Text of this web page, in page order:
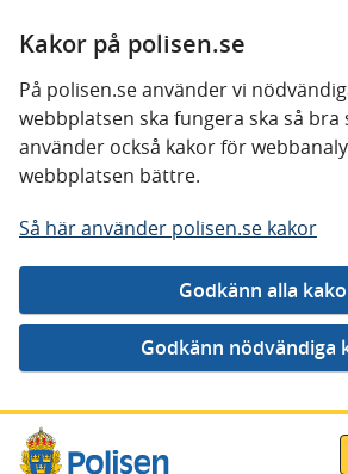
Kakor på polisen.se
På polisen.se använder vi
webbplatsen ska fungera ska så bra
använder också kakor för
webbplatsen bättre.
Så här använder polisen.se kakor
Gå direkt till innehåll